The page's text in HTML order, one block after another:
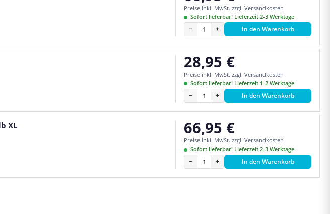
Preise inkl. MwSt. zzgl. Versandkosten
Sofort lieferbar! Lieferzeit 2-3 Werktage
− + In den Warenkorb
Regulärer Preis:
28,95 €
Preise inkl. MwSt. zzgl. Versandkosten
Sofort lieferbar! Lieferzeit 1-2 Werktage
− + In den Warenkorb
XL Regulärer Preis:
66,95 €
Preise inkl. MwSt. zzgl. Versandkosten
Sofort lieferbar! Lieferzeit 2-3 Werktage
− + In den Warenkorb